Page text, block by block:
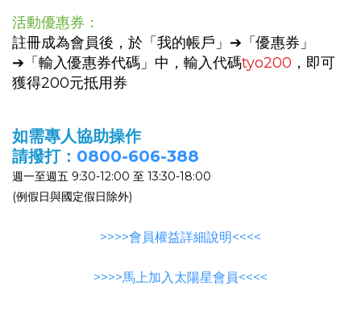
活動優惠券：
註冊成為會員後，於「我的帳戶」➔「優惠券」
➔「輸入優惠券代碼」中，輸入代碼tyo200 ，即可
獲得200元抵用券
如需專人協助操作
請撥打： 0800-606-388
週一至週五 9:30-12:00 至 13:30-18:00
(例假日與國定假日除外)
>>>>會員權益詳細說明<<<<
>>>>馬上加入太陽星會員<<<<